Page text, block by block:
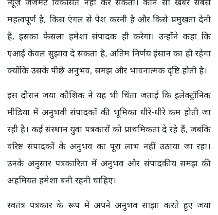
महत्वपूर्ण है, किस एंगल से पेश करनी है और किसे प्रमुखता देनी
है, इसका फैसला हमेशा संपादक ही करेगा। उन्होंने कहा कि
एआई केवल सुझाव दे सकता है, अंतिम निर्णय इंसान का ही रहेगा
क्योंकि उसके पीछे अनुभव, समझ और भावनात्मक दृष्टि होती है।
इस दौरान जया कौशिक ने यह भी चिंता जताई कि इलेक्ट्रॉनिक
मीडिया में अनुभवी संपादकों की भूमिका धीरे-धीरे कम होती जा
रही है। कई संस्थान युवा पत्रकारों को प्राथमिकता दे रहे हैं, जबकि
वरिष्ठ संपादकों के अनुभव का पूरा लाभ नहीं उठाया जा रहा।
उनके अनुसार पत्रकारिता में अनुभव और संपादकीय समझ की
अहमियत हमेशा बनी रहनी चाहिए।
स्वतंत्र पत्रकार के रूप में अपने अनुभव साझा करते हुए जया